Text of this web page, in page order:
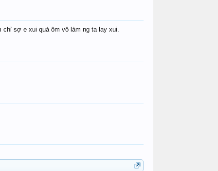
chỉ sợ e xui quá ôm vô làm ng ta lay xui.